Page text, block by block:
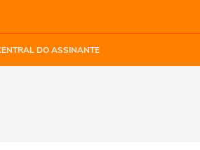
DO ASSINANTE